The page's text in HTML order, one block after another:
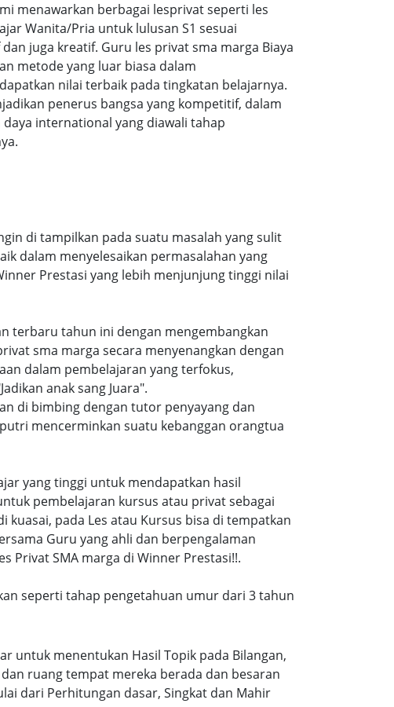
menawarkan berbagai lesprivat seperti les
Wanita/Pria untuk lulusan S1 sesuai
juga kreatif. Guru les privat sma marga Biaya
metode yang luar biasa dalam
nilai terbaik pada tingkatan belajarnya.
penerus bangsa yang kompetitif, dalam
international yang diawali tahap
di tampilkan pada suatu masalah yang sulit
dalam menyelesaikan permasalahan yang
Prestasi yang lebih menjunjung tinggi nilai
terbaru tahun ini dengan mengembangkan
sma marga secara menyenangkan dengan
dalam pembelajaran yang terfokus,
anak sang Juara".
di bimbing dengan tutor penyayang dan
mencerminkan suatu kebanggan orangtua
yang tinggi untuk mendapatkan hasil
pembelajaran kursus atau privat sebagai
pada Les atau Kursus bisa di tempatkan
Guru yang ahli dan berpengalaman
Privat SMA marga di Winner Prestasi!!.
seperti tahap pengetahuan umur dari 3 tahun
untuk menentukan Hasil Topik pada Bilangan,
ruang tempat mereka berada dan besaran
dari Perhitungan dasar, Singkat dan Mahir